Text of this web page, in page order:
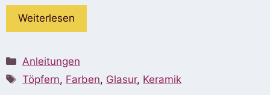
Weiterlesen
Kategorien
Anleitungen
Schlagwörter
Töpfern, Farben, Glasur, Keramik